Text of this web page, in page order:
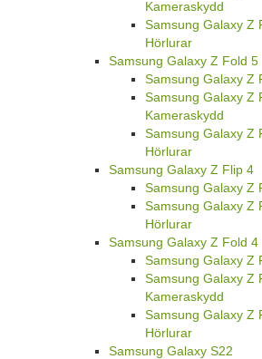
Kameraskydd
Samsung Galaxy Z
Hörlurar
Samsung Galaxy Z Fold 5
Samsung Galaxy Z
Samsung Galaxy Z
Kameraskydd
Samsung Galaxy Z
Hörlurar
Samsung Galaxy Z Flip 4
Samsung Galaxy Z
Samsung Galaxy Z
Hörlurar
Samsung Galaxy Z Fold 4
Samsung Galaxy Z
Samsung Galaxy Z
Kameraskydd
Samsung Galaxy Z
Hörlurar
Samsung Galaxy S22